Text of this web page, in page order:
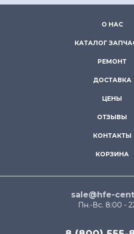
О НАС
КАТАЛОГ
РЕМОНТ
ДОСТАВКА
ЦЕНЫ
ОТЗЫВЫ
КОНТАКТЫ
КОРЗИНА
sale@hfe-
Пн.-Вс. 8:00 -